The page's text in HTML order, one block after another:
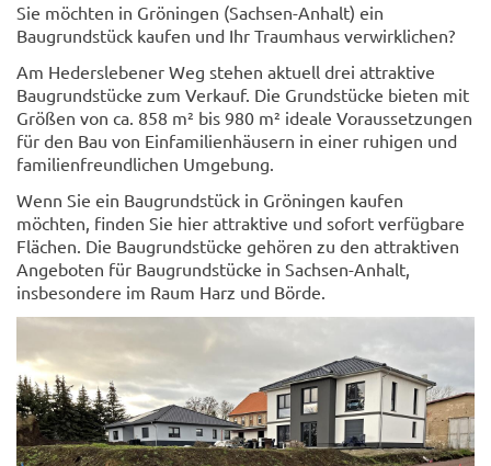
Sie möchten in Gröningen (Sachsen-Anhalt) ein
Baugrundstück kaufen und Ihr Traumhaus verwirklichen?
Am Hederslebener Weg stehen aktuell drei attraktive
Baugrundstücke zum Verkauf. Die Grundstücke bieten mit
Größen von ca. 858 m² bis 980 m² ideale Voraussetzungen
für den Bau von Einfamilienhäusern in einer ruhigen und
familienfreundlichen Umgebung.
Wenn Sie ein Baugrundstück in Gröningen kaufen
möchten, finden Sie hier attraktive und sofort verfügbare
Flächen. Die Baugrundstücke gehören zu den attraktiven
Angeboten für Baugrundstücke in Sachsen-Anhalt,
insbesondere im Raum Harz und Börde.